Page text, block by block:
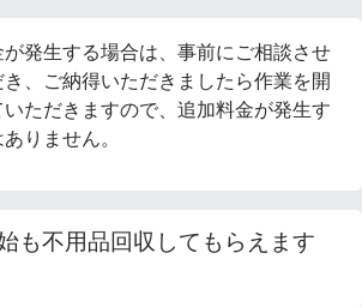
発生する場合は、事前にご相談させ
き、ご納得いただきましたら作業を開
ただきますので、追加料金が発生す
りません。
も不用品回収してもらえます